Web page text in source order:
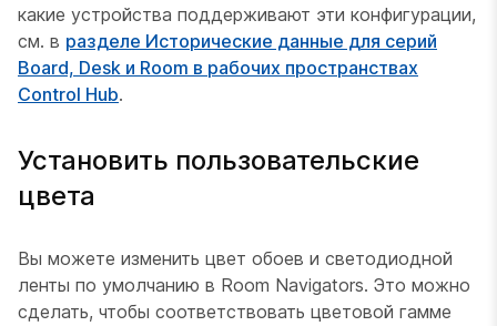
какие устройства поддерживают эти конфигурации,
см. в разделе Исторические данные для серий
Board, Desk и Room в рабочих пространствах
Control Hub.
Установить пользовательские
цвета
Вы можете изменить цвет обоев и светодиодной
ленты по умолчанию в Room Navigators. Это можно
сделать, чтобы соответствовать цветовой гамме